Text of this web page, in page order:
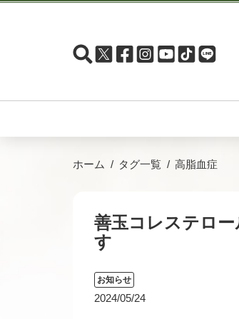
ホーム タグ一覧 高脂血症
善玉コレステロ
す
お知らせ
2024/05/24